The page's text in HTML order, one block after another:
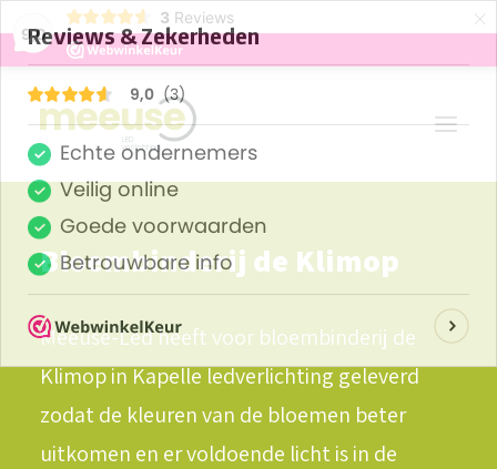
9,0
3 Reviews ×
DE LED EXPERT VOOR
PROJECTEN
OVER ONS
CONTACT
VACATURE
BLOGS
Bloembinderij de Klimop
Meeuse-Led heeft voor bloembinderij de
Klimop in Kapelle ledverlichting geleverd
zodat de kleuren van de bloemen beter
uitkomen en er voldoende licht is in de